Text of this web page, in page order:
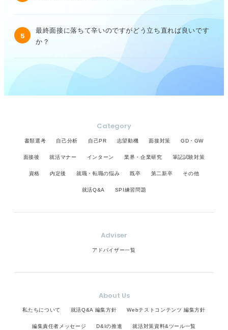
5
最終面接に落ちて辛いのですがどう立ち直れば良いです
か？
Category
書類選考 自己分析 自己PR 志望動機 面接対策 GD・GW
面接後 就活マナー インターン 業界・企業研究 筆記試験対策
資格 内定後 就職・転職の悩み 既卒 第二新卒 その他
就活Q&A SPI練習問題
Adviser
アドバイザー一覧
About Us
私たちについて 就活Q&A 編集方針 Webテストコンテンツ 編集方針
編集責任者メッセージ D&Iの推進 就活対策資料&ツール一覧